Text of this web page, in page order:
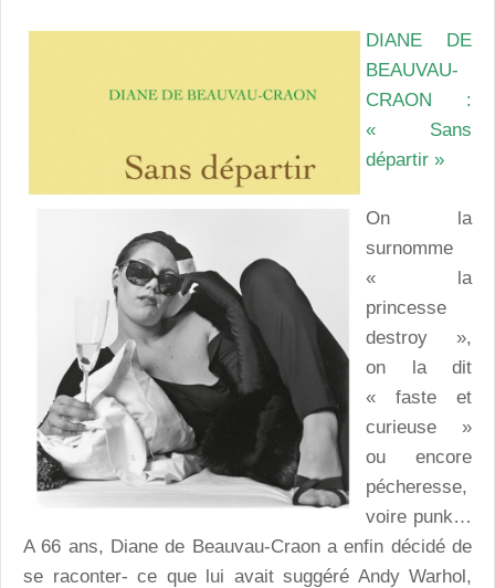
DIANE DE
BEAUVAU-
CRAON :
« Sans
départir »
On la
surnomme
« la
princesse
destroy »,
on la dit
« faste et
curieuse »
ou encore
pécheresse,
voire punk…
A 66 ans, Diane de Beauvau-Craon a enfin décidé de
se raconter- ce que lui avait suggéré Andy Warhol,